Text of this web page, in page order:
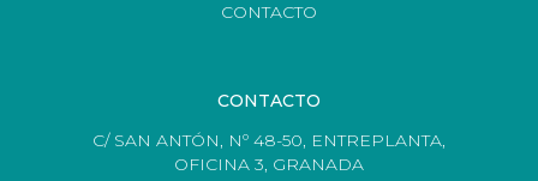
CONTACTO
CONTACTO
C/ SAN ANTÓN, Nº 48-50, ENTREPLANTA,
OFICINA 3, GRANADA